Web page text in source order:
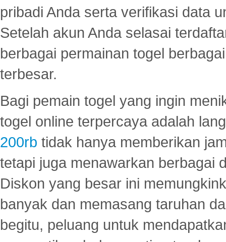
pribadi Anda serta verifikasi data
Setelah akun Anda selasai
berbagai permainan togel
terbesar.
Bagi pemain togel yang ingin
togel online terpercaya adalah
200rb tidak hanya memberikan
tetapi juga menawarkan berbagai
Diskon yang besar ini
banyak dan memasang taruhan
begitu, peluang untuk